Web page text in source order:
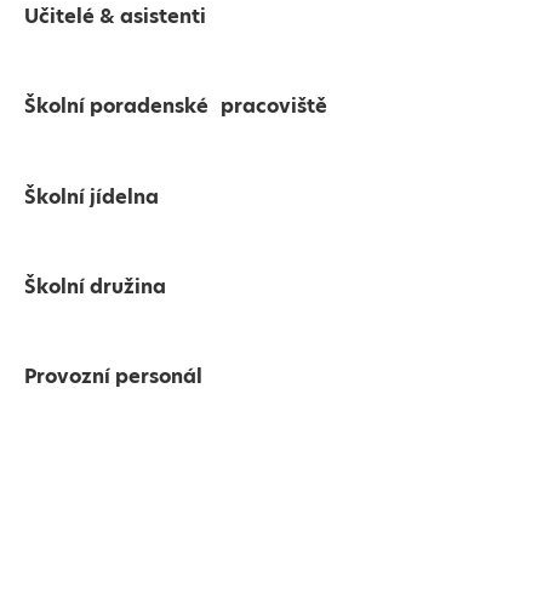
Učitelé & asistenti
Školní poradenské pracoviště
Školní jídelna
Školní družina
Provozní personál